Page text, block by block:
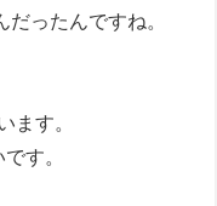
ったんですね。
ます。
す。